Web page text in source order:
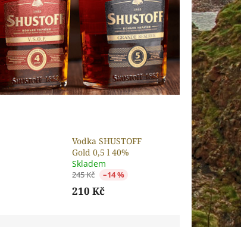
Vodka SHUSTOFF
Gold 0,5 l 40%
Skladem
245 Kč –14 %
210 Kč